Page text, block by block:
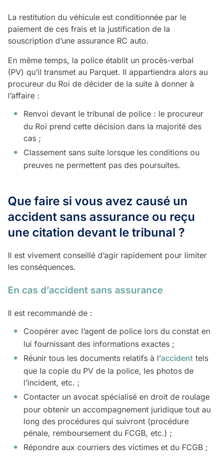
La restitution du véhicule est conditionnée par le
paiement de ces frais et la justification de la
souscription d’une assurance RC auto.
En même temps, la police établit un procès-verbal
(PV) qu’il transmet au Parquet. Il appartiendra alors au
procureur du Roi de décider de la suite à donner à
l’affaire :
Renvoi devant le tribunal de police : le procureur
du Roi prend cette décision dans la majorité des
cas ;
Classement sans suite lorsque les conditions ou
preuves ne permettent pas des poursuites.
Que faire si vous avez causé un
accident sans assurance ou reçu
une citation devant le tribunal ?
Il est vivement conseillé d’agir rapidement pour limiter
les conséquences.
En cas d’accident sans assurance
Il est recommandé de :
Coopérer avec l’agent de police lors du constat en
lui fournissant des informations exactes ;
Réunir tous les documents relatifs à l’accident tels
que la copie du PV de la police, les photos de
l’incident, etc. ;
Contacter un avocat spécialisé en droit de roulage
pour obtenir un accompagnement juridique tout au
long des procédures qui suivront (procédure
pénale, remboursement du FCGB, etc.) ;
Répondre aux courriers des victimes et du FCGB ;